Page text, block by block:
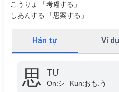
こうりょ 「考慮する」
しあんする 「思案する」
Hán tự Ví dụ
思 TƯ
On:シ Kun:おも.う